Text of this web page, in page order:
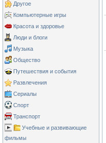
Другое
Компьютерные игры
Красота и здоровье
Люди и блоги
Музыка
Общество
Путешествия и события
Развлечения
Сериалы
Спорт
Транспорт
Учебные и развивающие
фильмы